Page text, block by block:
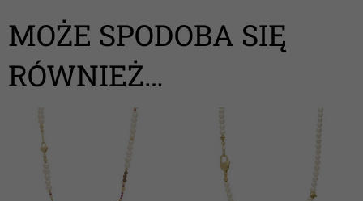
MOŻE SPODOBA SIĘ
RÓWNIEŻ…